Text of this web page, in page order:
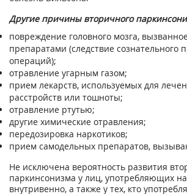
Другие причины вторичного
повреждение головного мозга,
препаратами (следствие сознательного
операций);
отравление угарным газом;
прием лекарств, используемых для
расстройств или тошноты;
отравление ртутью;
другие химические отравления;
передозировка наркотиков;
прием самодельных препаратов,
Не исключена вероятность развития
паркинсонизма у лиц, употребляющих
внутривенно, а также у тех, кто